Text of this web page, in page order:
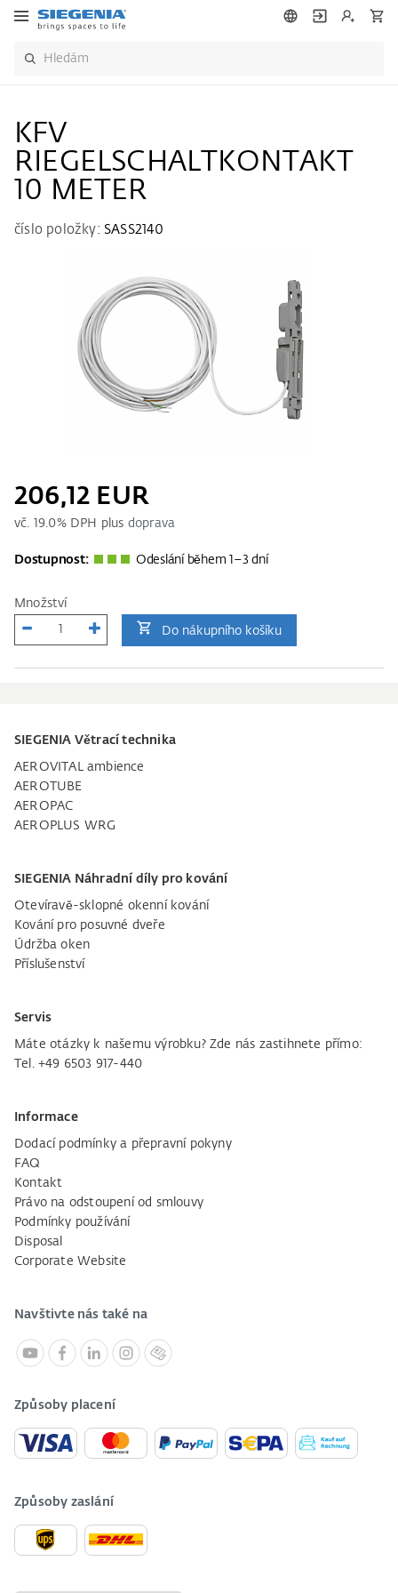
KFV
RIEGELSCHALTKONTAKT
10 METER
číslo položky: SASS2140
206,12 EUR
vč. 19.0% DPH plus doprava
Dostupnost: Odeslání během 1–3 dní
Množství
Do nákupního košíku
SIEGENIA Větrací technika
AEROVITAL ambience
AEROTUBE
AEROPAC
AEROPLUS WRG
SIEGENIA Náhradní díly pro kování
Otevíravě-sklopné okenní kování
Kování pro posuvné dveře
Údržba oken
Příslušenství
Servis
Máte otázky k našemu výrobku? Zde nás zastihnete přímo:
Tel. +49 6503 917-440
Informace
Dodací podmínky a přepravní pokyny
FAQ
Kontakt
Právo na odstoupení od smlouvy
Podmínky používání
Disposal
Corporate Website
Navštivte nás také na
Způsoby placení
Způsoby zaslání